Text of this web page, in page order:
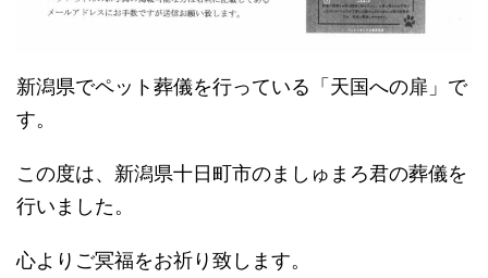
新潟県でペット葬儀を行っている「天国への扉」で
す。
この度は、新潟県十日町市のましゅまろ君の葬儀を
行いました。
心よりご冥福をお祈り致します。